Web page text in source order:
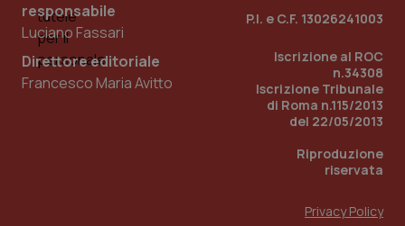
responsabile
Luciano Fassari
Direttore editoriale
Francesco Maria Avitto
P.I. e C.F. 13026241003
Iscrizione al ROC
n.34308
Iscrizione Tribunale
di Roma n.115/2013
del 22/05/2013
Riproduzione
riservata
Privacy Policy
_ga
.quotidianosanita.it
mese